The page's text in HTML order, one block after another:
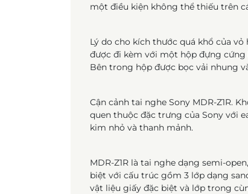
một điều kiện không thể thiếu trên
Lý do cho kích thước quá khổ của
được đi kèm với một hộp đựng cứng
Bên trong hộp được bọc vải nhung
Cận cảnh tai nghe Sony MDR-Z1R.
quen thuộc đặc trưng của Sony với
kim nhỏ và thanh mảnh.
MDR-Z1R là tai nghe dạng semi-
biệt với cấu trúc gồm 3 lớp dạng
vật liệu giấy đặc biệt và lớp trong